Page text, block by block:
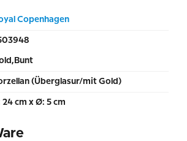
Copenhagen
(Überglasur/mit Gold)
24 cm x Ø: 5 cm